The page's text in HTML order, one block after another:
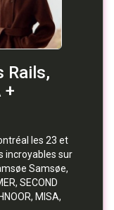
Rails,
+
les 23 et
incroyables sur
Samsøe,
SECOND
MISA,